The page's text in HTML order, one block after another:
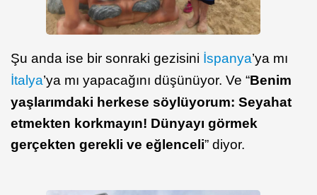
Şu anda ise bir sonraki gezisini İspanya’ya mı
İtalya’ya mı yapacağını düşünüyor. Ve “Benim
yaşlarımdaki herkese söylüyorum: Seyahat
etmekten korkmayın! Dünyayı görmek
gerçekten gerekli ve eğlenceli” diyor.